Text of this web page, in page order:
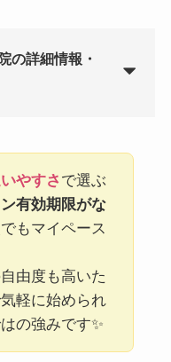
の詳細情報・
やすさ で選ぶ
有効期限がな
もマイペース
由度も高いた
軽に始められ
の強みです✨